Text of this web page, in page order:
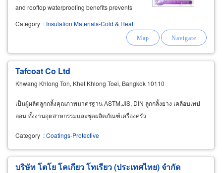
and rooftop waterproofing benefits prevents
Category : Insulation Materials-Cold & Heat
Tafcoat Co Ltd
Khwang Khlong Ton, Khet Khlong Toei, Bangkok 10110
เป็นผู้ผลิตลูกกลิ้งคุณภาพมาตรฐาน ASTM,JIS, DIN ลูกกลิ้งยาง เคลือบเทป
ลอน ทั้งงานอุตสาหกรรมและชุดผลิตภัณฑ์เครื่องครัว
Category :Coatings-Protective
บริษัท โตโย โคเกียว โทเรียว (ประเทศไทย) จำกัด